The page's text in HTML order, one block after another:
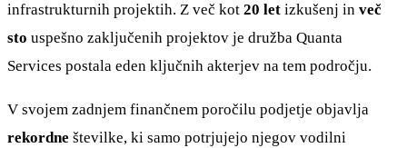
infrastrukturnih projektih. Z več kot 20 let izkušenj in več
sto uspešno zaključenih projektov je družba Quanta
Services postala eden ključnih akterjev na tem področju.
V svojem zadnjem finančnem poročilu podjetje objavlja
rekordne številke, ki samo potrjujejo njegov vodilni